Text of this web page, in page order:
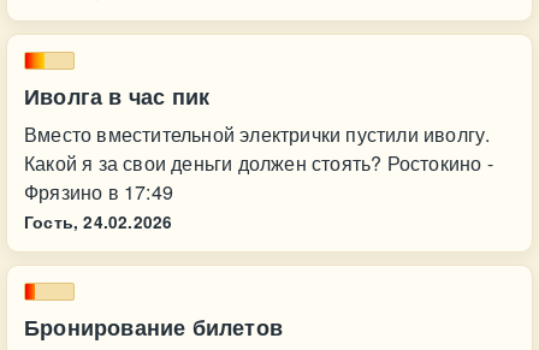
Иволга в час пик
Вместо вместительной электрички пустили иволгу.
Какой я за свои деньги должен стоять? Ростокино -
Фрязино в 17:49
Гость, 24.02.2026
Бронирование билетов